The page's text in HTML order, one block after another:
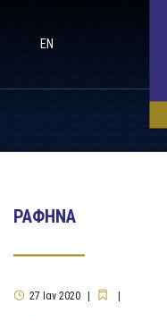
EN
ΡΑΦΗΝΑ
27 Ιαν 2020